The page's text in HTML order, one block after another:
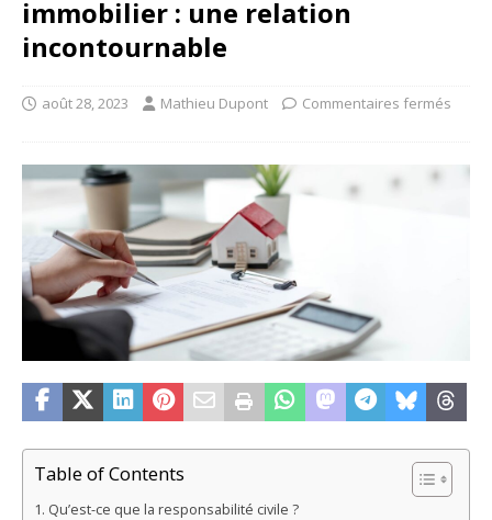
immobilier : une relation
incontournable
août 28, 2023 Mathieu Dupont Commentaires fermés
Table of Contents
Qu’est-ce que la responsabilité civile ?